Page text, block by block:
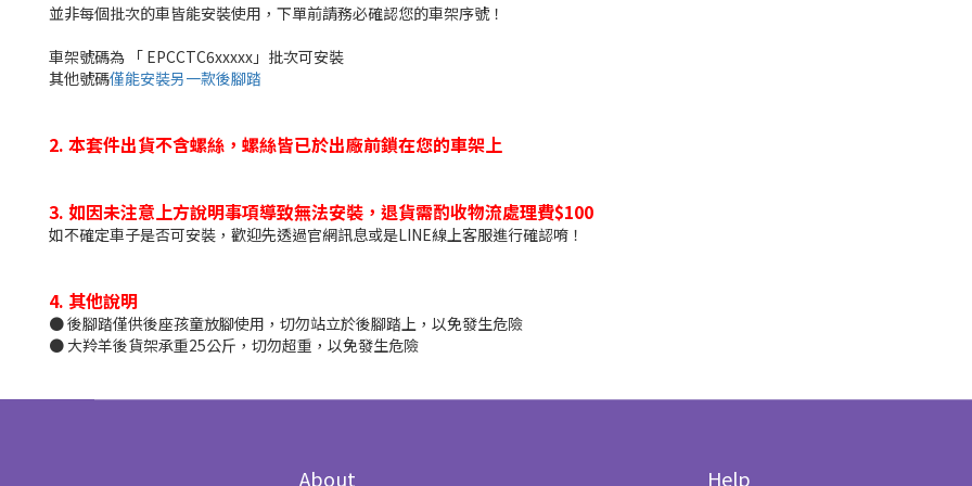
並非每個批次的車皆能安裝使用，下單前請務必確認您的車架序號！
車架號碼為 「 EPCCTC6xxxxx」批次可安裝
其他號碼僅能安裝另一款後腳踏
2. 本套件出貨不含螺絲，螺絲皆已於出廠前鎖在您的車架上
3. 如因未注意上方說明事項導致無法安裝，退貨需酌收物流處理費$100
如不確定車子是否可安裝，歡迎先透過官網訊息或是LINE線上客服進行確認唷！
4. 其他說明
● 後腳踏僅供後座孩童放腳使用，切勿站立於後腳踏上，以免發生危險
● 大羚羊後貨架承重25公斤，切勿超重，以免發生危險
About Help